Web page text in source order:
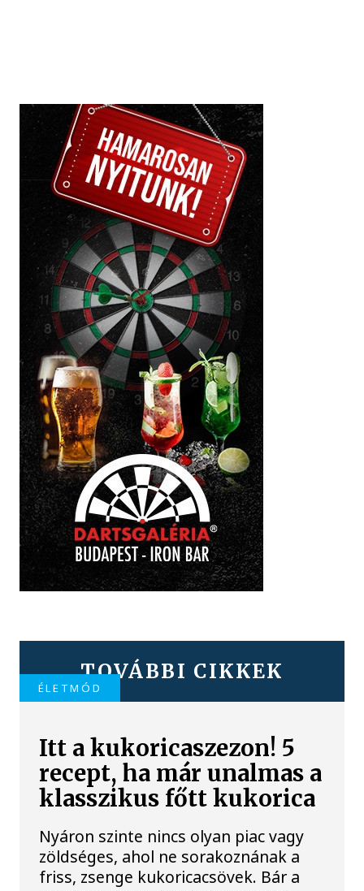
TOVÁBBI CIKKEK
ÉLETMÓD
Itt a kukoricaszezon! 5
recept, ha már unalmas a
klasszikus főtt kukorica
Nyáron szinte nincs olyan piac vagy
zöldséges, ahol ne sorakoznának a
friss, zsenge kukoricacsövek. Bár a